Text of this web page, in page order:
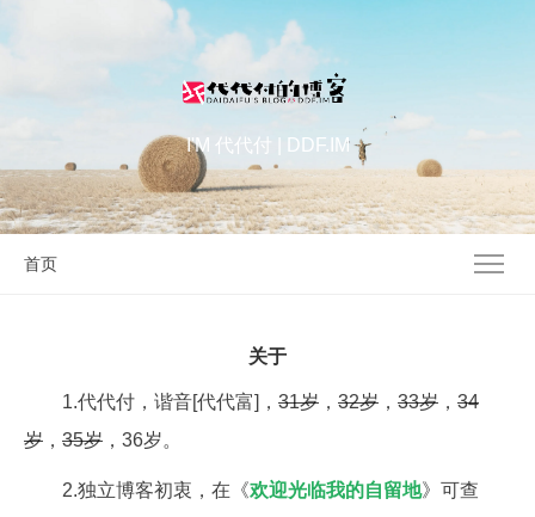
I'M 代代付 | DDF.IM
首页
关于
1.代代付，谐音[代代富]， 31岁 ， 32岁 ， 33岁 ， 34
岁 ， 35岁 ，36岁。
2.独立博客初衷，在《欢迎光临我的自留地》可查